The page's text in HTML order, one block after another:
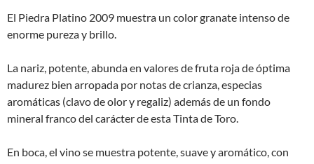
El Piedra Platino 2009 muestra un color granate intenso de
enorme pureza y brillo.
La nariz, potente, abunda en valores de fruta roja de óptima
madurez bien arropada por notas de crianza, especias
aromáticas (clavo de olor y regaliz) además de un fondo
mineral franco del carácter de esta Tinta de Toro.
En boca, el vino se muestra potente, suave y aromático, con